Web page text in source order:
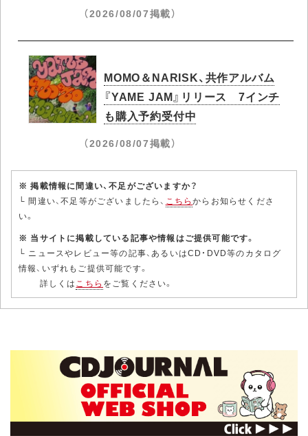
（2026/08/07掲載）
MOMO＆NARISK、共作アルバム
『YAME JAM』リリース 7インチ
も購入予約受付中
（2026/08/07掲載）
※ 掲載情報に間違い、不足がございますか？
└ 間違い、不足等がございましたら、 こちらからお知らせくださ
い。
※ 当サイトに掲載している記事や情報はご提供可能です。
└ ニュースやレビュー等の記事、あるいはCD・DVD等のカタログ
情報、いずれもご提供可能です。
詳しくはこちら をご覧ください。